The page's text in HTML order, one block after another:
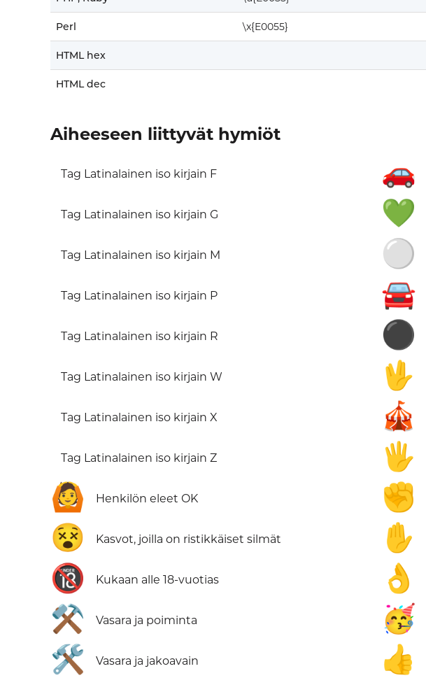
Perl \x{E0055}
HTML hex
HTML dec
Aiheeseen liittyvät hymiöt
Tag Latinalainen iso kirjain F
Tag Latinalainen iso kirjain G
Tag Latinalainen iso kirjain M
Tag Latinalainen iso kirjain P
Tag Latinalainen iso kirjain R
Tag Latinalainen iso kirjain W
Tag Latinalainen iso kirjain X
Tag Latinalainen iso kirjain Z
🙆 Henkilön eleet OK
😵 Kasvot, joilla on ristikkäiset silmät
🔞 Kukaan alle 18-vuotias
⚒️ Vasara ja poiminta
🛠️ Vasara ja jakoavain
🚗
💚
⚪
🚘
⚫
🖖
🎪
🖐️
✊
✋
👌
🥳
👍